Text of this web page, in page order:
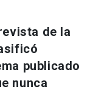
de la
publicado
nunca